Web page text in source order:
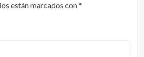
están marcados con*